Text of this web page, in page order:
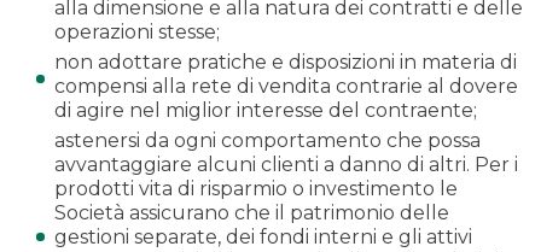
alla dimensione e alla natura dei contratti e delle
operazioni stesse;
non adottare pratiche e disposizioni in materia di
compensi alla rete di vendita contrarie al dovere
di agire nel miglior interesse del contraente;
astenersi da ogni comportamento che possa
avvantaggiare alcuni clienti a danno di altri. Per i
prodotti vita di risparmio o investimento le
Società assicurano che il patrimonio delle
gestioni separate, dei fondi interni e gli attivi